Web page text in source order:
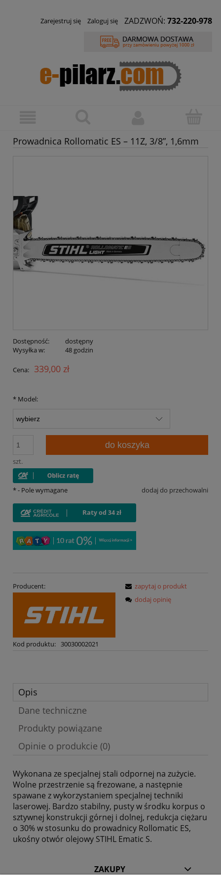
Zarejestruj się Zaloguj się ZADZWOŃ: 732-220-978
Prowadnica Rollomatic ES – 11Z, 3/8”, 1,6mm
Dostępność:
dostępny
Wysyłka w:
48 godzin
Cena: 339,00 zł
* Model:
szt.
do koszyka
dodaj do przechowalni
*- Pole wymagane
Producent:
Kod produktu: 30030002021
zapytaj o produkt
dodaj opinię
Opis
Dane techniczne
Produkty powiązane
Opinie o produkcie (0)
Wykonana ze specjalnej stali odpornej na zużycie.
Wolne przestrzenie są frezowane, a następnie
spawane z wykorzystaniem specjalnej techniki
laserowej. Bardzo stabilny, pusty w środku korpus o
sztywnej konstrukcji górnej i dolnej, redukcja ciężaru
o 30% w stosunku do prowadnicy Rollomatic ES,
ukośny otwór olejowy STIHL Ematic S.
ZAKUPY